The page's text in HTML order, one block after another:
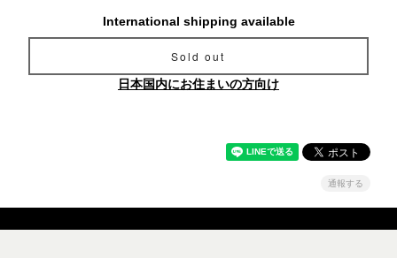
International shipping available
Sold out
日本国内にお住まいの方向け
通報する